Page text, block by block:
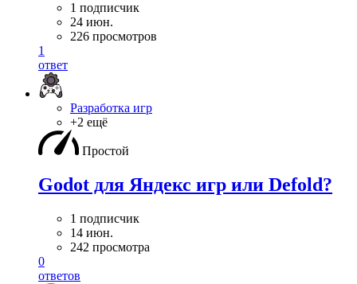
1 подписчик
24 июн.
226 просмотров
1
ответ
Разработка игр
+2 ещё
Простой
Godot для Яндекс игр или Defold?
1 подписчик
14 июн.
242 просмотра
0
ответов